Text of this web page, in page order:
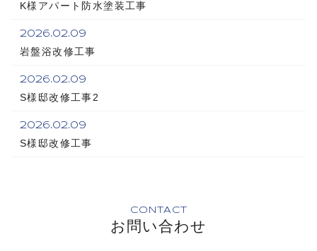
K様アパート防水塗装工事
2026.02.09
岩盤浴改修工事
2026.02.09
S様邸改修工事2
2026.02.09
S様邸改修工事
CONTACT
お問い合わせ